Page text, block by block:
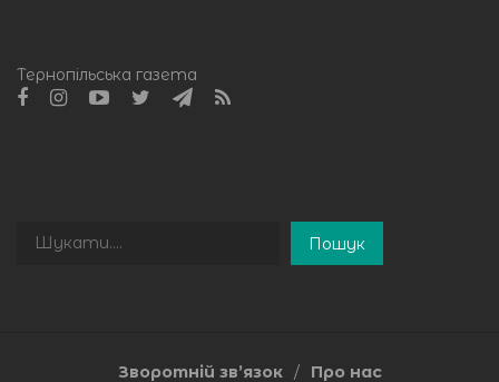
Тернопільська газета
Пошук
Пошук
Зворотній зв’язок Про нас